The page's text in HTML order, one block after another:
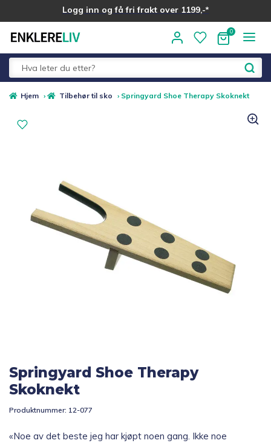
Logg inn og få fri frakt over 1199,-*
Alle kategorier
Fold
Medlemstilbud
Best i test
Gavetips
Hjem › Tilbehør til sko › Springyard Shoe Therapy Skoknekt
Springyard Shoe Therapy
Skoknekt
Produktnummer: 12-077
«Noe av det beste jeg har kjøpt noen gang. Ikke noe